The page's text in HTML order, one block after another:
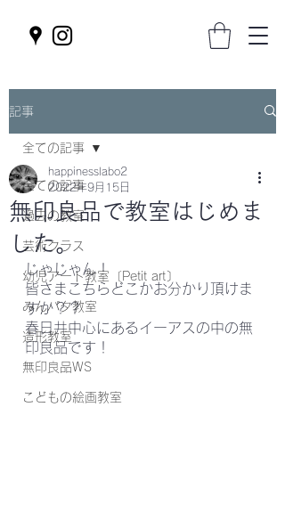
記事
全ての記事
過去の教室
芸術クラス
幼児アート教室〔Petit art〕
みんパタ教室
造形教室
無印良品WS
こどもの絵画教室
全ての記事
無印良品で教室はじめま
した。
happinesslabo2
2022年9月15日
じゃじゃん！
皆さまこちらどこかお分かり頂けま
すか？？
春日井中心にあるイーアスの中の無
印良品です！